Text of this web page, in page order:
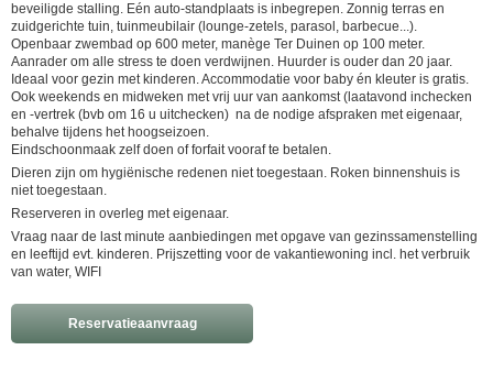
beveiligde stalling. Eén auto-standplaats is inbegrepen. Zonnig terras en
zuidgerichte tuin, tuinmeubilair (lounge-zetels, parasol, barbecue...).
Openbaar zwembad op 600 meter, manège Ter Duinen op 100 meter.
Aanrader om alle stress te doen verdwijnen. Huurder is ouder dan 20 jaar.
Ideaal voor gezin met kinderen. Accommodatie voor baby én kleuter is gratis.
Ook weekends en midweken met vrij uur van aankomst (laatavond inchecken
en -vertrek (bvb om 16 u uitchecken) na de nodige afspraken met eigenaar,
behalve tijdens het hoogseizoen.
Eindschoonmaak zelf doen of forfait vooraf te betalen.
Dieren zijn om hygiënische redenen niet toegestaan. Roken binnenshuis is
niet toegestaan.
Reserveren in overleg met eigenaar.
Vraag naar de last minute aanbiedingen met opgave van gezinssamenstelling
en leeftijd evt. kinderen. Prijszetting voor de vakantiewoning incl. het verbruik
van water, WIFI
Reservatieaanvraag